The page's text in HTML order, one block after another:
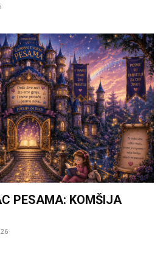
PESAMA: KOMŠIJA